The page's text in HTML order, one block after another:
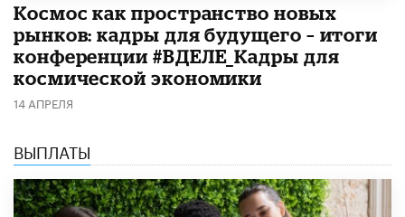
Космос как пространство новых
рынков: кадры для будущего – итоги
конференции #ВДЕЛЕ_Кадры для
космической экономики
14 АПРЕЛЯ
ВЫПЛАТЫ